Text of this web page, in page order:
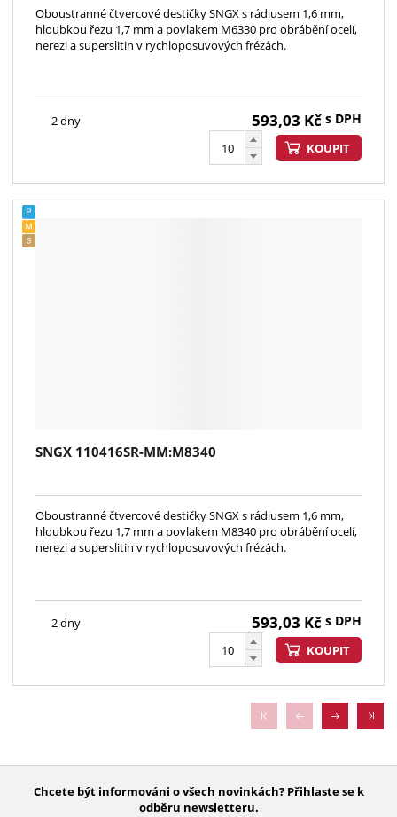
Oboustranné čtvercové destičky SNGX s rádiusem 1,6 mm,
hloubkou řezu 1,7 mm a povlakem M6330 pro obrábění ocelí,
nerezi a superslitin v rychloposuvových frézách.
2 dny 593,03 Kč s DPH
KOUPIT
SNGX 110416SR-MM:M8340
Oboustranné čtvercové destičky SNGX s rádiusem 1,6 mm,
hloubkou řezu 1,7 mm a povlakem M8340 pro obrábění ocelí,
nerezi a superslitin v rychloposuvových frézách.
2 dny 593,03 Kč s DPH
KOUPIT
Chcete být informováni o všech novinkách? Přihlaste se k
odběru newsletteru.